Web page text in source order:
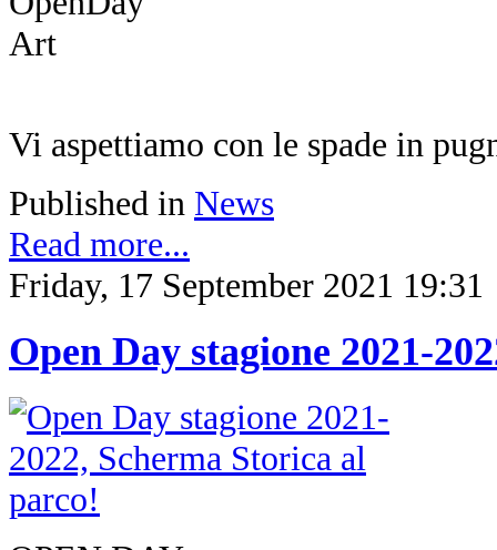
Vi aspettiamo con le spade in
Published in News
Read more...
Friday, 17 September 2021 19:31
Open Day stagione 2021-